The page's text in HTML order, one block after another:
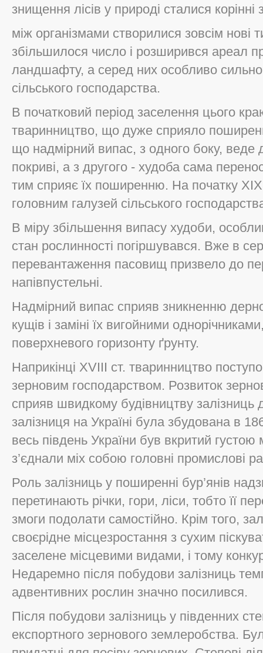
знищення лісів у природі сталися корінні
між організмами створилися зовсім нові
збільшилося число і розширився ареал
ландшафту, а серед них особливо
сільського господарства.
В початковий період заселення цього
тваринництво, що дуже сприяло
що надмірний випас, з одного боку, веде
покриві, а з другого - худоба сама
тим сприяє їх поширенню. На початку
головним галузей сільського
В міру збільшення випасу худоби,
стан рослинності погіршувався. Вже в
перевантаження пасовищ призвело до
напівпустельні.
Надмірний випас сприяв зникненню
кущів і заміні їх вигойними
поверхневого горизонту ґрунту.
Наприкінці ХVIII ст. тваринництво
зерновим господарством. Розвиток
сприяв швидкому будівництву
залізниця на Україні була збудована в
весь південь України був вкритий
з’єднали міх собою головні промислові
Роль залізниць у поширенні бур’янів
перетинають річки, гори, ліси, тобто її
змоги подолати самостійно. Крім того,
своєрідне місцезростання з сухим
заселене місцевими видами, і тому
Недаремно після побудови залізниць
адвентивних рослин значно посилився.
Після побудови залізниць у південних
експортного зернового землеробства.